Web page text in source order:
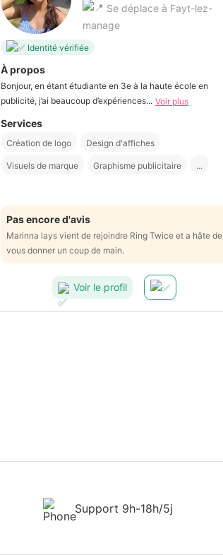
Se déplace à Fayt-lez-
manage
Identité vérifiée
À propos
Bonjour, en étant étudiante en 3e à la haute école en
publicité, j’ai beaucoup d’expériences... Voir plus
Services
Création de logo Design d'affiches
Visuels de marque Graphisme publicitaire ...
Pas encore d'avis
Marinna lays vient de rejoindre Ring Twice et a hâte de
vous donner un coup de main.
Voir le profil
Support 9h-18h/5j